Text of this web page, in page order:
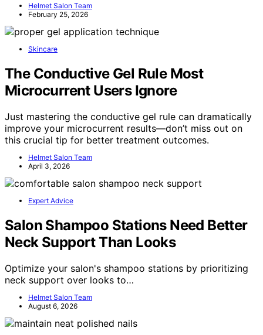
Helmet Salon Team
February 25, 2026
Skincare
The Conductive Gel Rule Most
Microcurrent Users Ignore
Just mastering the conductive gel rule can dramatically
improve your microcurrent results—don’t miss out on
this crucial tip for better treatment outcomes.
Helmet Salon Team
April 3, 2026
Expert Advice
Salon Shampoo Stations Need Better
Neck Support Than Looks
Optimize your salon's shampoo stations by prioritizing
neck support over looks to…
Helmet Salon Team
August 6, 2026